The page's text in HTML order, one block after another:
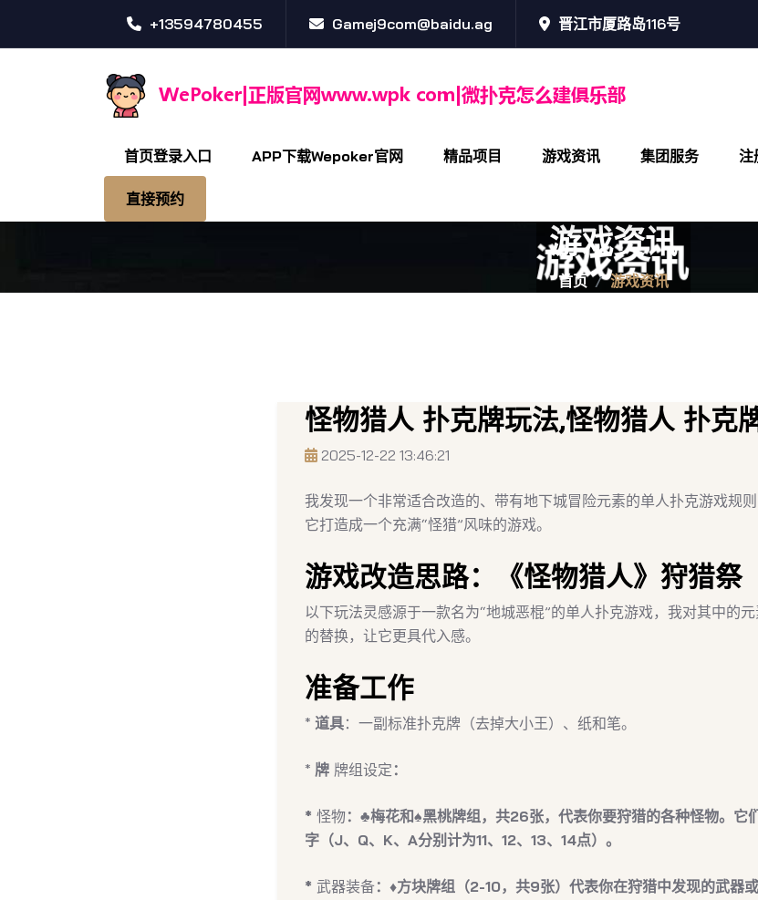
+13594780455 Gamej9com@baidu.ag 晋江市厦路岛116号
首页登录入口 APP下载wepoker官网 精品项目 游戏资讯 集团服务 注
直接预约
游戏资讯
首页 游戏资讯
怪物猎人 扑克牌玩法,怪物猎人 扑克
2025-12-22 13:46:21
我发现一个非常适合改造的、带有地下城冒险元素的单人扑克游戏规
它打造成一个充满“怪猎”风味的游戏。
游戏改造思路：《怪物猎人》狩猎祭
以下玩法灵感源于一款名为“地城恶棍”的单人扑克游戏，我对其中的
的替换，让它更具代入感。
准备工作
* 道具：一副标准扑克牌（去掉大小王）、纸和笔。
* 牌 牌组设定 ：
* 怪物：♣️梅花和♠️黑桃牌组，共26张，代表你要狩猎的各种怪物。它
字（J、Q、K、A分别计为11、12、13、14点）。
* 武器装备：♦️方块牌组（2-10，共9张）代表你在狩猎中发现的武器